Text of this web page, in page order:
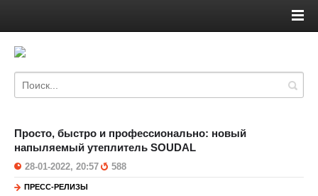
Просто, быстро и профессионально: новый
напыляемый утеплитель SOUDAL
28-01-2022, 20:57 588
ПРЕСС-РЕЛИЗЫ